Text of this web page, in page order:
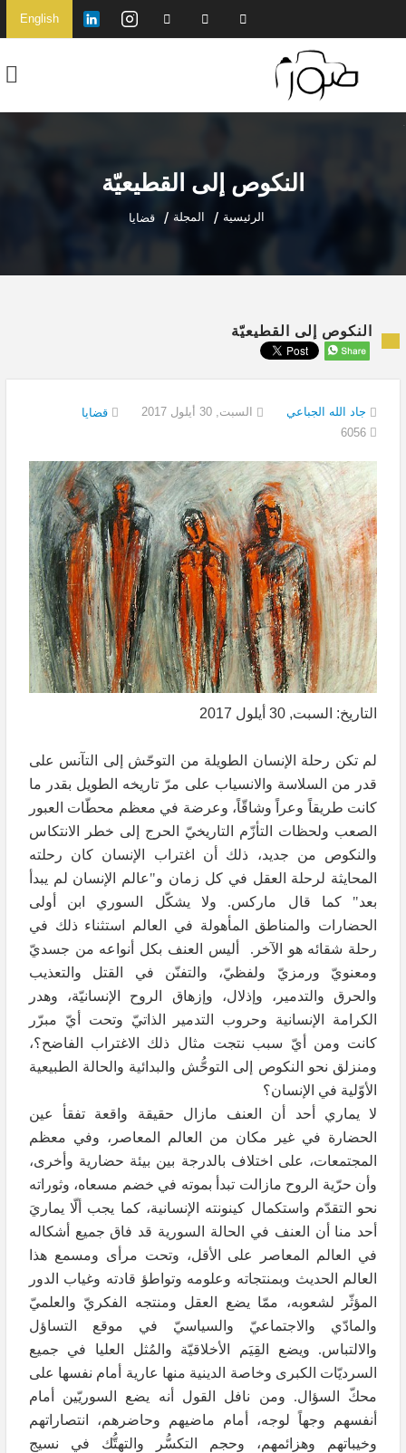
English
النكوص إلى القطيعيّة
الرئيسية المجلة قضايا
النكوص إلى القطيعيّة
جاد الله الجباعي السبت, 30 أيلول 2017
قضايا
التاريخ: السبت, 30 أيلول 2017
لم تكن رحلة الإنسان الطويلة من التوحّش إلى التآنس على
قدر من السلاسة والانسياب على مرّ تاريخه الطويل بقدر ما
كانت طريقاً وعراً وشاقّاً، وعرضة في معظم محطّات العبور
الصعب ولحظات التأزّم التاريخيّ الحرج إلى خطر الانتكاس
والنكوص من جديد، ذلك أن اغتراب الإنسان كان رحلته
المحايثة لرحلة العقل في كل زمان و"عالم الإنسان لم يبدأ
بعد" كما قال ماركس. ولا يشكّل السوري ابن أولى
الحضارات والمناطق المأهولة في العالم استثناء ذلك في
رحلة شقائه هو الآخر. أليس العنف بكل أنواعه من جسديّ
ومعنويّ ورمزيّ ولفظيّ، والتفنّن في القتل والتعذيب
والحرق والتدمير، وإذلال، وإزهاق الروح الإنسانيّة، وهدر
الكرامة الإنسانية وحروب التدمير الذاتيّ وتحت أيّ مبرّر
كانت ومن أيّ سبب نتجت مثال ذلك الاغتراب الفاضح؟،
ومنزلق نحو النكوص إلى التوحُّش والبدائية والحالة الطبيعية
الأوّلية في الإنسان؟
لا يماري أحد أن العنف مازال حقيقة واقعة تفقأ عين
الحضارة في غير مكان من العالم المعاصر، وفي معظم
المجتمعات، على اختلاف بالدرجة بين بيئة حضارية وأخرى،
وأن حرّية الروح مازالت تبدأ بموته في خضم مسعاه، وثوراته
نحو التقدّم واستكمال كينونته الإنسانية، كما يجب ألّا يماريَ
أحد منا أن العنف في الحالة السورية قد فاق جميع أشكاله
في العالم المعاصر على الأقل، وتحت مرأى ومسمع هذا
العالم الحديث وبمنتجاته وعلومه وتواطؤ قادته وغياب الدور
المؤثّر لشعوبه، ممّا يضع العقل ومنتجه الفكريّ والعلميّ
والمادّي والاجتماعيّ والسياسيّ في موقع التساؤل
والالتباس. ويضع القِيَم الأخلاقيّة والمُثل العليا في جميع
السرديّات الكبرى وخاصة الدينية منها عارية أمام نفسها على
محكّ السؤال. ومن نافل القول أنه يضع السوريّين أمام
أنفسهم وجهاً لوجه، أمام ماضيهم وحاضرهم، انتصاراتهم
وخيباتهم وهزائمهم، وحجم التكسُّر والتهتُّك في نسيج